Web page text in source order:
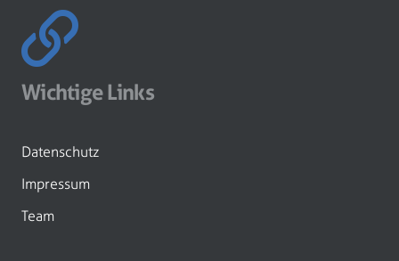
Wichtige Links
Datenschutz
Impressum
Team